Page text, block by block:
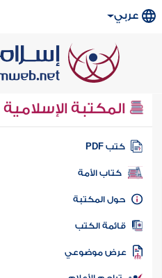
عربي
المكتبة الإسلامية
كتب PDF
كتاب الأمة
المكتبة
الكتب